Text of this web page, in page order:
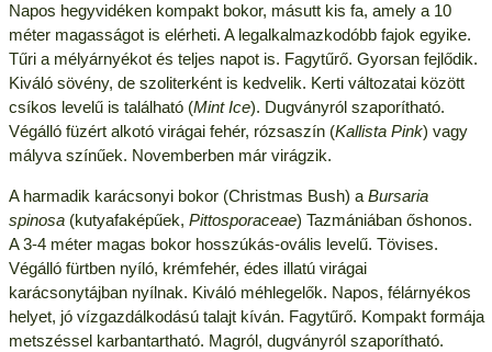
Napos hegyvidéken kompakt bokor, másutt kis fa, amely a 10
méter magasságot is elérheti. A legalkalmazkodóbb fajok egyike.
Tűri a mélyárnyékot és teljes napot is. Fagytűrő. Gyorsan fejlődik.
Kiváló sövény, de szoliterként is kedvelik. Kerti változatai között
csíkos levelű is található (Mint Ice). Dugványról szaporítható.
Végálló füzért alkotó virágai fehér, rózsaszín (Kallista Pink) vagy
mályva színűek. Novemberben már virágzik.
A harmadik karácsonyi bokor (Christmas Bush) a Bursaria
spinosa(kutyafaképűek, Pittosporaceae) Tazmániában őshonos.
A 3-4 méter magas bokor hosszúkás-ovális levelű. Tövises.
Végálló fürtben nyíló, krémfehér, édes illatú virágai
karácsonytájban nyílnak. Kiváló méhlegelők. Napos, félárnyékos
helyet, jó vízgazdálkodású talajt kíván. Fagytűrő. Kompakt formája
metszéssel karbantartható. Magról, dugványról szaporítható.